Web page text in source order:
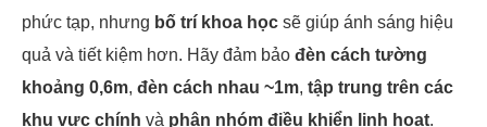
phức tạp, nhưng bố trí khoa học sẽ giúp ánh sáng hiệu
quả và tiết kiệm hơn. Hãy đảm bảo đèn cách tường
khoảng 0,6m, đèn cách nhau ~1m, tập trung trên các
khu vực chính và phân nhóm điều khiển linh hoạt.